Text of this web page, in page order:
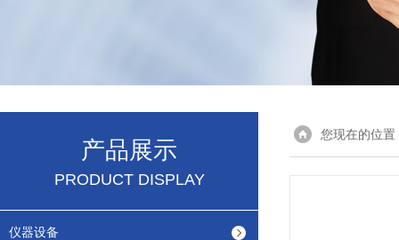
产品展示
PRODUCT DISPLAY
仪器设备
您现在的位置